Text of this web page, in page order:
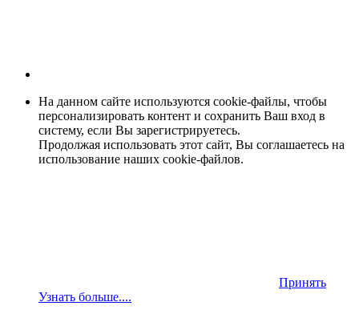
На данном сайте используются cookie-файлы, чтобы
персонализировать контент и сохранить Ваш вход в
систему, если Вы зарегистрируетесь.
Продолжая использовать этот сайт, Вы соглашаетесь на
использование наших cookie-файлов.
Принять
Узнать больше....